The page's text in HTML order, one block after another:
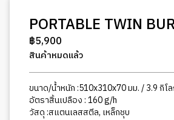
PORTABLE TWIN
฿5,900
สินค้าหมดแล้ว
ขนาด/น้ำหนัก :510x310x70 มม. / 3.9 กิโ
อัตราสิ้นเปลือง : 160 g/h
วัสดุ :สแตนเลสสตีล, เหล็กชุบ